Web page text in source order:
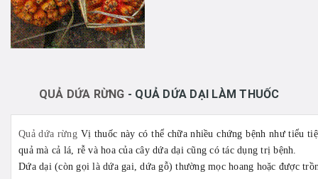
QUẢ DỨA RỪNG - QUẢ DỨA DẠI LÀM THUỐC
Quả dứa rừngVị thuốc này có thể chữa nhiều chứng bệnh như tiểu
quả mà cả lá, rễ và hoa của cây dứa dại cũng có tác dụng trị bệnh.
Dứa dại (còn gọi là dứa gai, dứa gỗ) thường mọc hoang hoặc được